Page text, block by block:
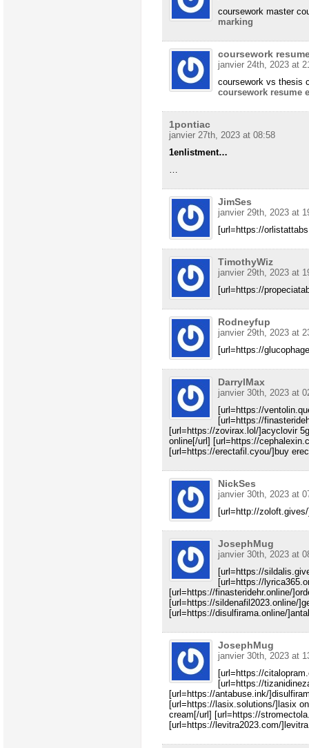
coursework master
marking
coursework
janvier 24th, 2023 at
coursework vs thesis
coursework resume
1pontiac
janvier 27th, 2023 at 08:58
1enlistment…
JimSes
janvier 29th, 2023 at
[url=https://
TimothyWiz
janvier 29th, 2023 at
[url=https://
Rodneyfup
janvier 29th, 2023 at
[url=https://
DarrylMax
janvier 30th, 2023 at
[url=https://
[url=https://
[url=https://zovirax.lol/]acyclovir
online[/url] [url=https://
[url=https://erectafil.cyou/]buy
NickSes
janvier 30th, 2023 at
[url=http://
JosephMug
janvier 30th, 2023 at
[url=https://
[url=https://
[url=https://finasteridehr.online/
[url=https://sildenafil2023.online/
[url=https://disulfirama.online/
JosephMug
janvier 30th, 2023 at
[url=https://
[url=https://
[url=https://antabuse.ink/
[url=https://lasix.solutions/]lasix
cream[/url] [url=https://
[url=https://levitra2023.com/